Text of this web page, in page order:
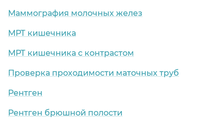
Маммография молочных желез
МРТ кишечника
МРТ кишечника с контрастом
Проверка проходимости маточных труб
Рентген
Рентген брюшной полости